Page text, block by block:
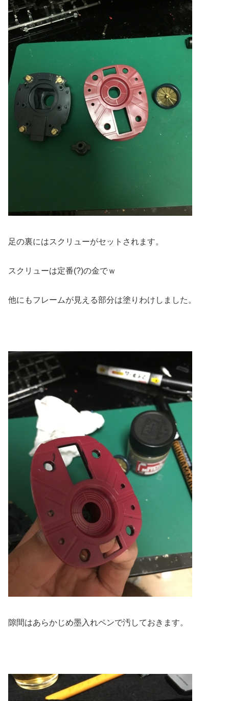
足の裏にはスクリューがセットされます。
スクリューは定番(?)の金でｗ
他にもフレームが見える部分は塗りわけしました。
隙間はあらかじめ墨入れペンで汚しておきます。